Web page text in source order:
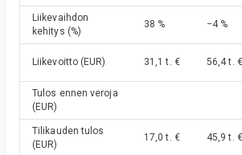
Liikevaihdon
kehitys (%)
38 % −4 %
Liikevoitto (EUR) 31,1 t. € 56,4 t. €
Tulos ennen veroja
(EUR)
Tilikauden tulos
(EUR)
17,0 t. € 45,9 t. €